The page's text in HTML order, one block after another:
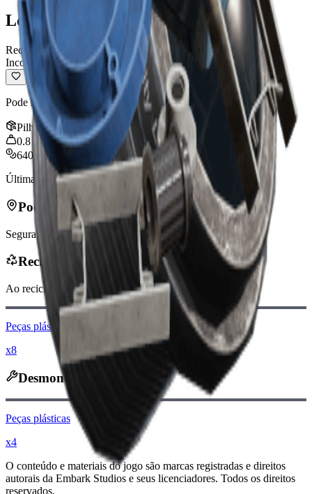
Lente de câmera
Reciclável
Incomum
Pode ser reciclado em materiais de fabricação.
Pilha :5
0.8 kg
640
Última atualização:Nov 03, 2025
Pode ser encontrado em
Segurança
Reciclado em
Ao reciclar, você receberá -160 menos Moedas Raider
Peças plásticas
x8
Desmontado em
Peças plásticas
x4
O conteúdo e materiais do jogo são marcas registradas e direitos
autorais da Embark Studios e seus licenciadores. Todos os direitos
reservados.